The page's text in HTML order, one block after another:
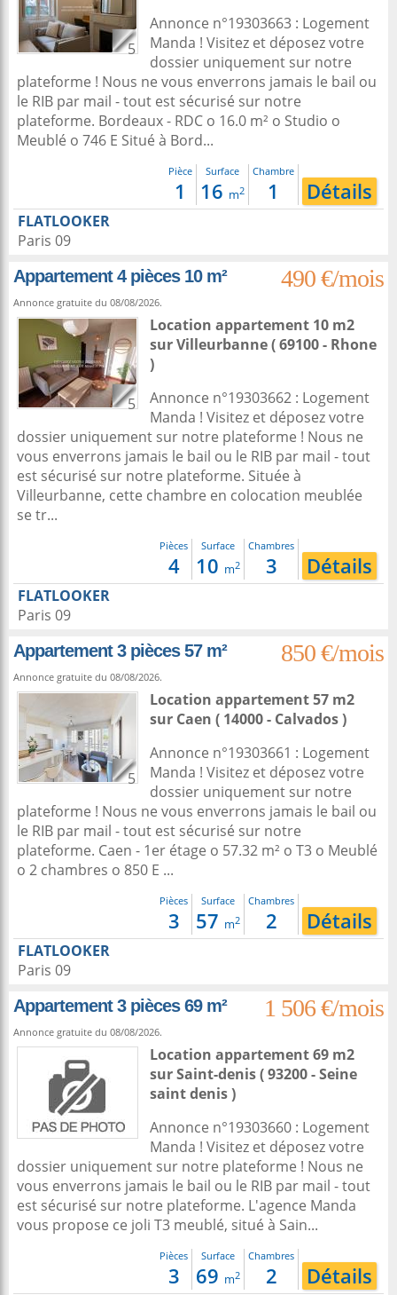
5
Annonce n°19303663 : Logement
Manda ! Visitez et déposez votre
dossier uniquement sur notre
plateforme ! Nous ne vous enverrons jamais le bail ou
le RIB par mail - tout est sécurisé sur notre
plateforme. Bordeaux - RDC o 16.0 m² o Studio o
Meublé o 746 E Situé à Bord...
Pièce
1
Surface
16 m2
Chambre
1 Détails
FLATLOOKER
Paris 09
Appartement 4 pièces 10 m²
490 €/mois
Annonce gratuite du 08/08/2026.
5
Location appartement 10 m2
surVilleurbanne( 69100 - Rhone
)
Annonce n°19303662 : Logement
Manda ! Visitez et déposez votre
dossier uniquement sur notre plateforme ! Nous ne
vous enverrons jamais le bail ou le RIB par mail - tout
est sécurisé sur notre plateforme. Située à
Villeurbanne, cette chambre en colocation meublée
se tr...
Pièces
4
Surface
10 m2
Chambres
3 Détails
FLATLOOKER
Paris 09
Appartement 3 pièces 57 m²
850 €/mois
Annonce gratuite du 08/08/2026.
5
Location appartement 57 m2
sur Caen ( 14000 - Calvados )
Annonce n°19303661 : Logement
Manda ! Visitez et déposez votre
dossier uniquement sur notre
plateforme ! Nous ne vous enverrons jamais le bail ou
le RIB par mail - tout est sécurisé sur notre
plateforme. Caen - 1er étage o 57.32 m² o T3 o Meublé
o 2 chambres o 850 E ...
Pièces
3
Surface
57 m2
Chambres
2 Détails
FLATLOOKER
Paris 09
Appartement 3 pièces 69 m²
1 506 €/mois
Annonce gratuite du 08/08/2026.
Location appartement 69 m2
surSaint-denis( 93200 - Seine
saint denis )
Annonce n°19303660 : Logement
Manda ! Visitez et déposez votre
dossier uniquement sur notre plateforme ! Nous ne
vous enverrons jamais le bail ou le RIB par mail - tout
est sécurisé sur notre plateforme. L'agence Manda
vous propose ce joli T3 meublé, situé à Sain...
Pièces
3
Surface
69 m2
Chambres
2 Détails